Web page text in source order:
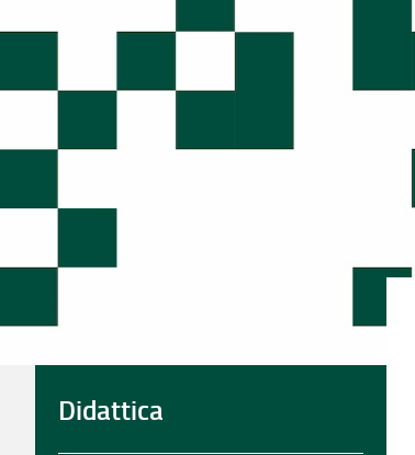
Didattica